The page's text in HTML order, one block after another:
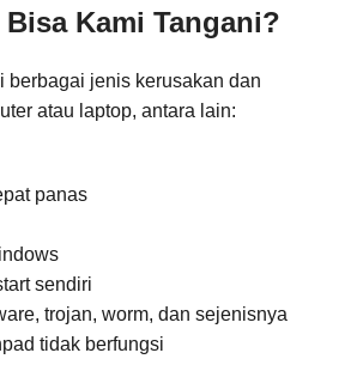
Kami Tangani?
berbagai jenis kerusakan dan
atau laptop, antara lain:
panas
sendiri
trojan, worm, dan sejenisnya
tidak berfungsi